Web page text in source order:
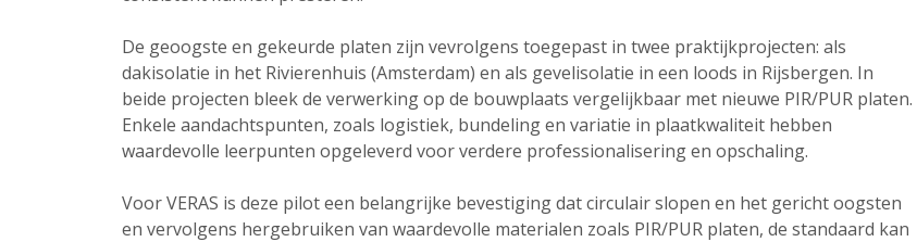
De geoogste en gekeurde platen zijn vevrolgens toegepast in twee praktijkprojecten: als
dakisolatie in het Rivierenhuis (Amsterdam) en als gevelisolatie in een loods in Rijsbergen. In
beide projecten bleek de verwerking op de bouwplaats vergelijkbaar met nieuwe PIR/PUR platen.
Enkele aandachtspunten, zoals logistiek, bundeling en variatie in plaatkwaliteit hebben
waardevolle leerpunten opgeleverd voor verdere professionalisering en opschaling.
Voor VERAS is deze pilot een belangrijke bevestiging dat circulair slopen en het gericht oogsten
en vervolgens hergebruiken van waardevolle materialen zoals PIR/PUR platen, de standaard kan